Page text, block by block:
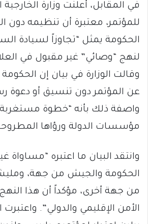
في المقابل، أعلنت وزارة
للمؤتمر، معتبرة أن تنظيمه دون
الحكومة يمثل “تجاوزاً لسيادة
لنهج “وصائي” غير مقبول في
وقالت الوزارة في بيان إن الحكومة
عن المؤتمر دون تنسيق أو دعوة
واصفة ذلك بأنه “خطوة
مؤسسات الدولة ورؤاها
وانتقد البيان ما اعتبره “مساواة
الحكومة والجيش من جهة،
من جهة أخرى، مؤكداً أن هذا
الأمن الإقليمي والدولي”. واعتبرت